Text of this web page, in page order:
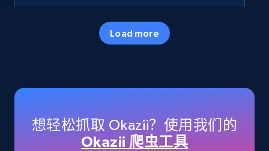
5.7K+
Title, Seller name, Brand, Description, Initial
price, Currency, Availability, Reviews count, and
Load more
想轻松抓取 Okazii？使用我们的
Okazii 爬虫工具